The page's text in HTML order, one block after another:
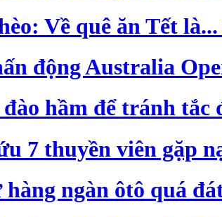
Về quê ăn Tết
động Australia
hầm để tránh tắc
7 thuyền viên gặp
ngàn ôtô quá